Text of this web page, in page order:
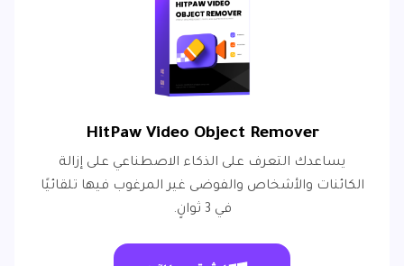
HitPaw Video Object Remover
يساعدك التعرف على الذكاء الاصطناعي على إزالة
الكائنات والأشخاص والفوضى غير المرغوب فيها تلقائيًا
في 3 ثوانٍ.